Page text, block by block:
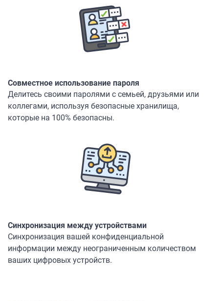
Совместное использование пароля
Делитесь своими паролями с семьей, друзьями или
коллегами, используя безопасные хранилища,
которые на 100% безопасны.
Синхронизация между устройствами
Синхронизация вашей конфиденциальной
информации между неограниченным количеством
ваших цифровых устройств.